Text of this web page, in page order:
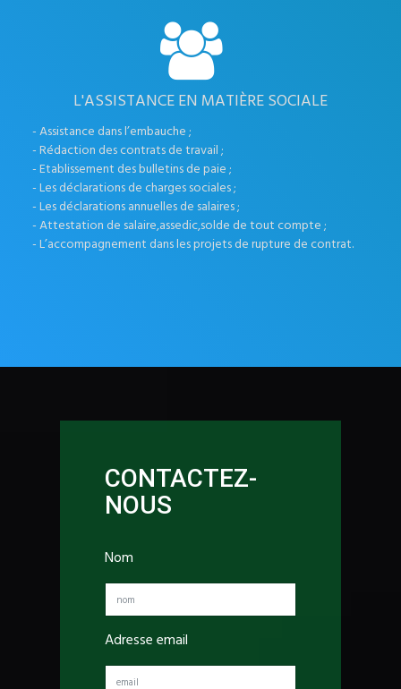
L'ASSISTANCE EN MATIÈRE SOCIALE
- Assistance dans l’embauche ;
- Rédaction des contrats de travail ;
- Etablissement des bulletins de paie ;
- Les déclarations de charges sociales ;
- Les déclarations annuelles de salaires ;
- Attestation de salaire,assedic,solde de tout compte ;
- L’accompagnement dans les projets de rupture de contrat.
CONTACTEZ-
NOUS
Nom
Adresse email